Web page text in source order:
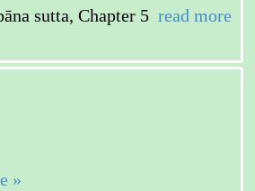
sutta, Chapter 5 read more
»